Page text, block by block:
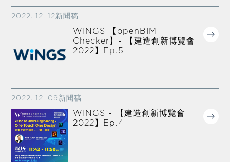
2022. 12. 12新聞稿
WINGS 【openBIM
Checker】- 【建造創新博覽會
2022】Ep.5
2022. 12. 09 新聞稿
WINGS - 【建造創新博覽會
2022】Ep.4